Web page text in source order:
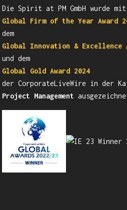
Die Spirit at PM GmbH wurde mit
Global Firm of the Year Award
dem
Global Innovation & Excellence
und dem
Global Gold Award 2024
der CorporateLiveWire in der
Project Management